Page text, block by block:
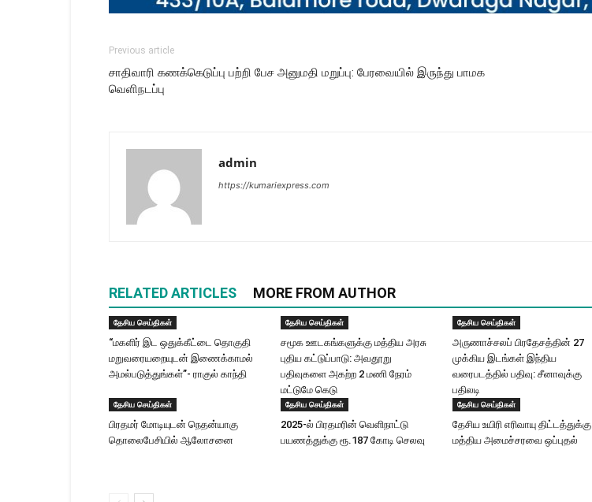
Previous article
சாதிவாரி கணக்கெடுப்பு பற்றி பேச அனுமதி மறுப்பு: பேரவையில் இருந்து பாமக
வெளிநடப்பு
admin
https://kumariexpress.com
RELATED ARTICLES MORE FROM AUTHOR
தேசிய செய்திகள்
“மகளிர் இட ஒதுக்கீட்டை தொகுதி
மறுவரையறையுடன் இணைக்காமல்
அமல்படுத்துங்கள்”- ராகுல் காந்தி
தேசிய செய்திகள்
சமூக ஊடகங்களுக்கு மத்திய அரசு
புதிய கட்டுப்பாடு: அவதூறு
பதிவுகளை அகற்ற 2 மணி நேரம்
மட்டுமே கெடு
தேசிய செய்திகள்
அருணாச்சலப் பிரதேசத்தின் 27
முக்கிய இடங்கள் இந்திய
வரைபடத்தில் பதிவு: சீனாவுக்கு
பதிலடி
தேசிய செய்திகள்
பிரதமர் மோடி​யுடன் நெதன்யாகு
தொலைபேசியில் ஆலோ​சனை
தேசிய செய்திகள்
2025-ல் பிரதமரின் வெளிநாட்டு
பயணத்துக்கு ரூ.187 கோடி செலவு
தேசிய செய்திகள்
தேசிய உயிரி எரி​வாயு திட்டத்துக்கு
மத்திய அமைச்சரவை ஒப்புதல்